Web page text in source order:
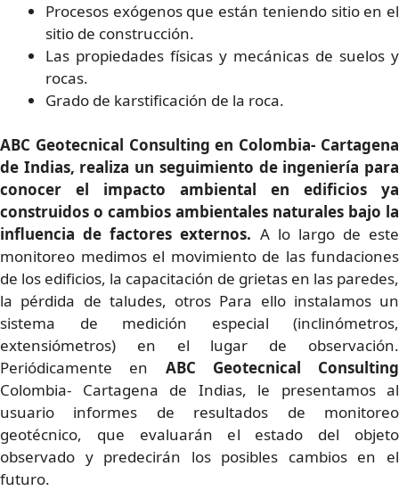
Procesos exógenos que están teniendo sitio en el
sitio de construcción.
Las propiedades físicas y mecánicas de suelos y
rocas.
Grado de karstificación de la roca.
ABC Geotecnical Consulting en Colombia- Cartagena
de Indias, realiza un seguimiento de ingeniería para
conocer el impacto ambiental en edificios ya
construidos o cambios ambientales naturales bajo la
influencia de factores externos. A lo largo de este
monitoreo medimos el movimiento de las fundaciones
de los edificios, la capacitación de grietas en las paredes,
la pérdida de taludes, otros Para ello instalamos un
sistema de medición especial (inclinómetros,
extensiómetros) en el lugar de observación.
Periódicamente en ABC Geotecnical Consulting
Colombia- Cartagena de Indias, le presentamos al
usuario informes de resultados de monitoreo
geotécnico, que evaluarán el estado del objeto
observado y predecirán los posibles cambios en el
futuro.